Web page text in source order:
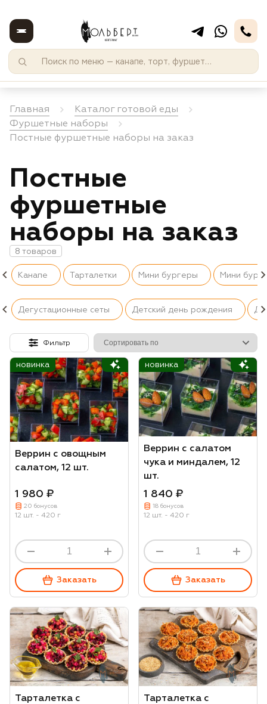
Главная
Каталог готовой еды
Фуршетные наборы
Постные фуршетные наборы на заказ
Постные
фуршетные
наборы на заказ
8 товаров
Канапе Тарталетки Мини бургеры Мини
Дегустационные сеты Детский день рождения
Фильтр
новинка
Веррин с овощным
салатом, 12 шт.
1 980 ₽
20 бонусов
12 шт. - 420 г
Заказать
новинка
Веррин с салатом
чука и миндалем, 12
шт.
1 840 ₽
18 бонусов
12 шт. - 420 г
Заказать
Тарталетка с
Тарталетка с